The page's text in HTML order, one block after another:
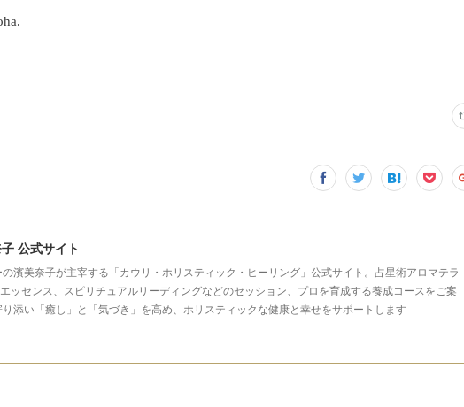
公式サイト
濱美奈子が主宰する「カウリ・ホリスティック・ヒーリング」公式サイト。占星術アロマテラ
ッセンス、スピリチュアルリーディングなどのセッション、プロを育成する養成コースをご案
添い「癒し」と「気づき」を高め、ホリスティックな健康と幸せをサポートします